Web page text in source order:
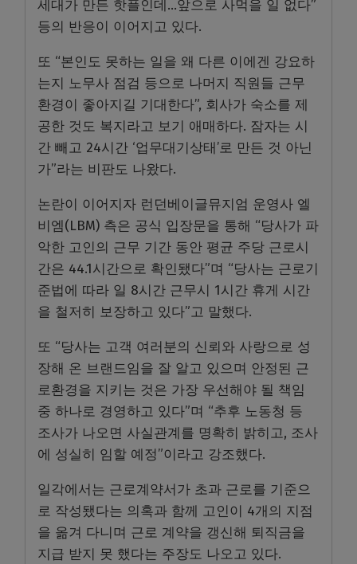
세대가 만든 핫플인데…앞으로 사먹을 일 없다”
등의 반응이 이어지고 있다.
또 “본인도 못하는 일을 왜 다른 이에겐 강요하
는지 노무사 점검 등으로 나머지 직원들 근무
환경이 좋아지길 기대한다”, 회사가 숙소를 제
공한 것도 복지라고 보기 애매하다. 잠자는 시
간 빼고 24시간 ‘업무대기상태’로 만든 것 아닌
가”라는 비판도 나왔다.
논란이 이어지자 런던베이글뮤지엄 운영사 엘
비엠(LBM) 측은 공식 입장문을 통해 “당사가 파
악한 고인의 근무 기간 동안 평균 주당 근로시
간은 44.1시간으로 확인됐다”며 “당사는 근로기
준법에 따라 일 8시간 근무시 1시간 휴게 시간
을 철저히 보장하고 있다”고 말했다.
또 “당사는 고객 여러분의 신뢰와 사랑으로 성
장해 온 브랜드임을 잘 알고 있으며 안정된 근
로환경을 지키는 것은 가장 우선해야 될 책임
중 하나로 경영하고 있다”며 “추후 노동청 등
조사가 나오면 사실관계를 명확히 밝히고, 조사
에 성실히 임할 예정”이라고 강조했다.
일각에서는 근로계약서가 초과 근로를 기준으
로 작성됐다는 의혹과 함께 고인이 4개의 지점
을 옮겨 다니며 근로 계약을 갱신해 퇴직금을
지급 받지 못 했다는 주장도 나오고 있다.